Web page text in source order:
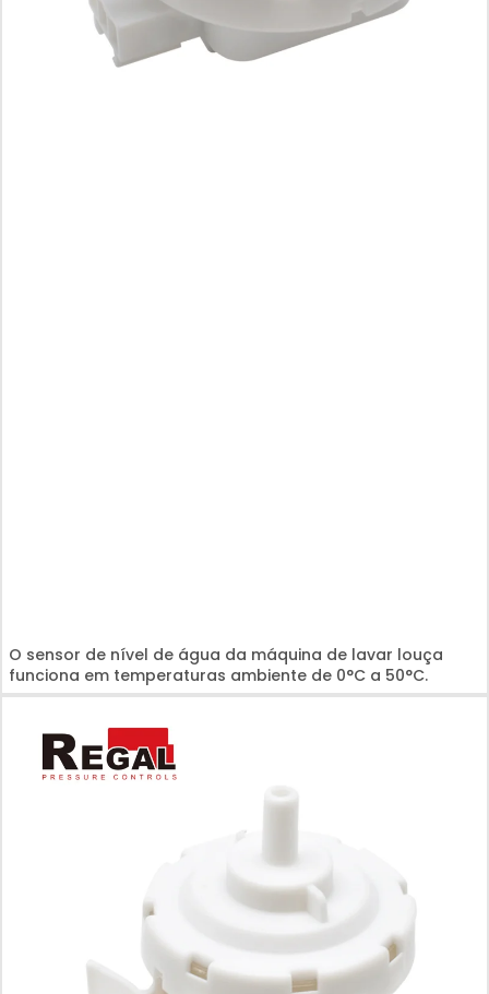
O sensor de nível de água da máquina de lavar louça
funciona em temperaturas ambiente de 0°C a 50°C.